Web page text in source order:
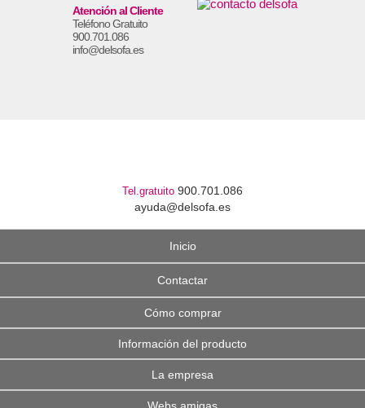
Atención al Cliente
Teléfono Gratuito
900.701.086
info@delsofa.es
Tel.gratuito 900.701.086
ayuda@delsofa.es
Inicio
Contactar
Cómo comprar
Información del producto
La empresa